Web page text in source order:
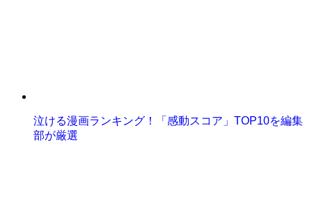
泣ける漫画ランキング！「感動スコア」TOP10を編集
部が厳選